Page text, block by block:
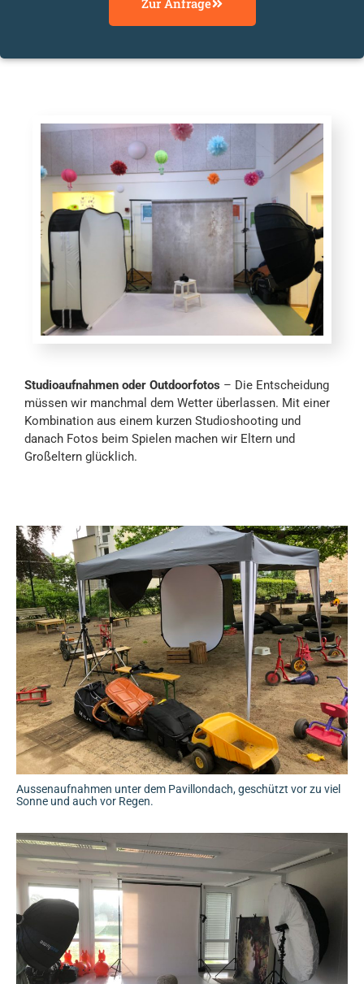
Studioaufnahmen oder Outdoorfotos – Die Entscheidung
müssen wir manchmal dem Wetter überlassen. Mit einer
Kombination aus einem kurzen Studioshooting und
danach Fotos beim Spielen machen wir Eltern und
Großeltern glücklich.
Aussenaufnahmen unter dem Pavillondach, geschützt vor zu viel
Sonne und auch vor Regen.